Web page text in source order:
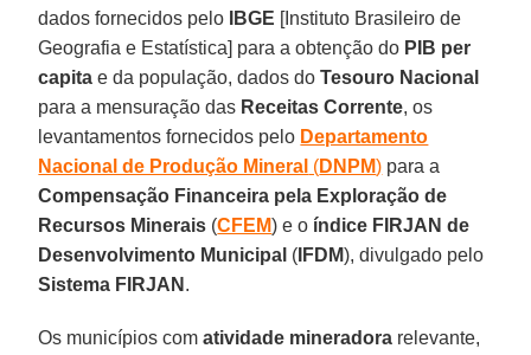
dados fornecidos pelo IBGE [Instituto Brasileiro de
Geografia e Estatística] para a obtenção do PIB per
capita e da população, dados doTesouro Nacional
para a mensuração das Receitas Corrente, os
levantamentos fornecidos pelo Departamento
Nacional de Produção Mineral (DNPM) para a
Compensação Financeira pela Exploração de
Recursos Minerais (CFEM) e o índice FIRJAN de
Desenvolvimento Municipal ( IFDM), divulgado pelo
Sistema FIRJAN .
Os municípios comatividade mineradora relevante,